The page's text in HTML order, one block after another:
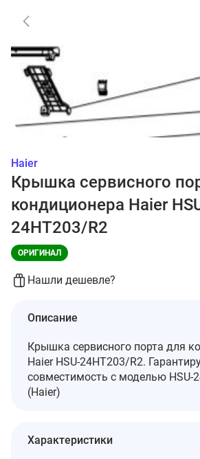
Haier
Крышка сервисного
кондиционера Haier
24HT203/R2
ОРИГИНАЛ
Нашли дешевле?
Описание
Крышка сервисного порта для
Haier HSU-24HT203/R2.
совместимость с моделью HSU-
(Haier)
Характеристики